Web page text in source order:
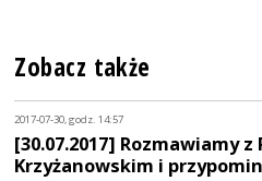
Zobacz także
2017-07-30, godz. 14:57
[30.07.2017] Rozmawiamy z
Krzyżanowskim i